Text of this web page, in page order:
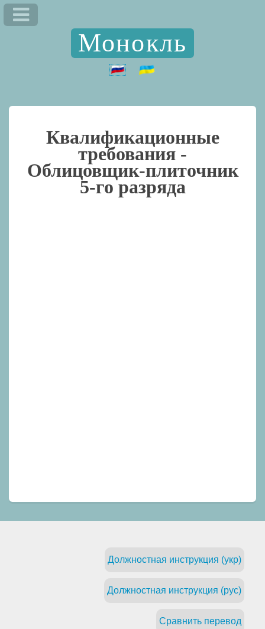
Монокль
Квалификационные
требования -
Облицовщик-плиточник
5-го разряда
Должностная инструкция (укр)
Должностная инструкция (рус)
Сравнить перевод